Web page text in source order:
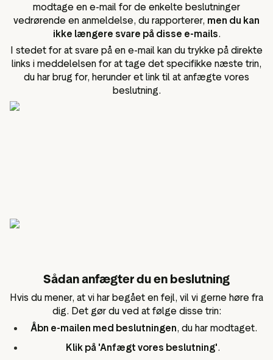
modtage en e-mail for de enkelte beslutninger
vedrørende en anmeldelse, du rapporterer, men du kan
ikke længere svare på disse e-mails.
I stedet for at svare på en e-mail kan du trykke på direkte
links i meddelelsen for at tage det specifikke næste trin,
du har brug for, herunder et link til at anfægte vores
beslutning.
Sådan anfægter du en beslutning
Hvis du mener, at vi har begået en fejl, vil vi gerne høre fra
dig. Det gør du ved at følge disse trin:
Åbn e-mailen med beslutningen, du har modtaget.
Klik på 'Anfægt vores beslutning'.